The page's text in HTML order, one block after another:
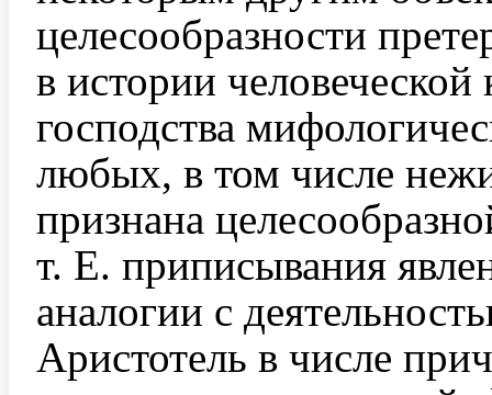
целесообразности
в истории
господства
любых, в том числе
признана
т. Е. приписывания
аналогии с
Аристотель в числе